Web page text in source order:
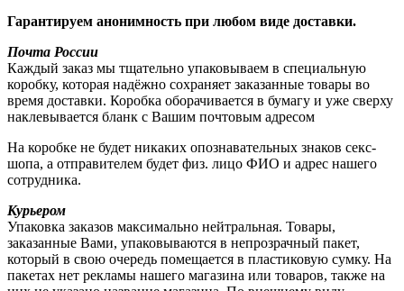
Гарантируем анонимность при любом виде доставки.
Почта России
Каждый заказ мы тщательно упаковываем в специальную
коробку, которая надёжно сохраняет заказанные товары во
время доставки. Коробка оборачивается в бумагу и уже сверху
наклевывается бланк с Вашим почтовым адресом
На коробке не будет никаких опознавательных знаков секс-
шопа, а отправителем будет физ. лицо ФИО и адрес нашего
сотрудника.
Курьером
Упаковка заказов максимально нейтральная. Товары,
заказанные Вами, упаковываются в непрозрачный пакет,
который в свою очередь помещается в пластиковую сумку. На
пакетах нет рекламы нашего магазина или товаров, также на